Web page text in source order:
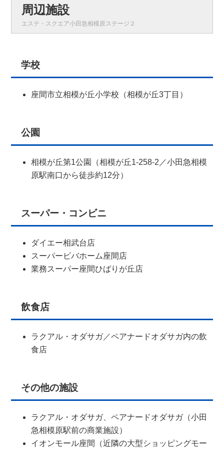
周辺施設
エステ・スクエア小田急相模原ステージ２
学校
座間市立相模が丘小学校（相模が丘3丁目）
公園
相模が丘第1公園（相模が丘1-258-2／小田急相模
原駅南口から徒歩約12分）
スーパー・コンビニ
ダイエー相武台店
スーパービバホーム座間店
業務スーパー座間ひばりが丘店
飲食店
ラクアル・オダサガ／ペアナードオダサガ内の飲
食店
その他の施設
ラクアル・オダサガ、ペアナードオダサガ（小田
急相模原駅前の商業施設）
イオンモール座間（近隣の大型ショッピングモー